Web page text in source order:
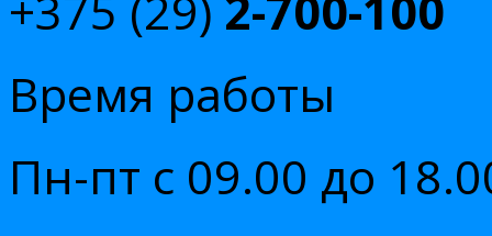
Время работы
Пн-пт с 09.00 до